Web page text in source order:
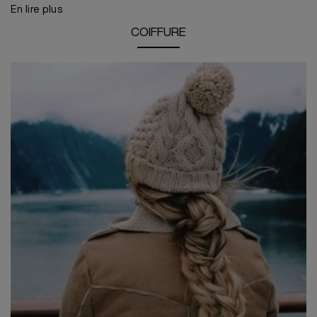
En lire plus
COIFFURE